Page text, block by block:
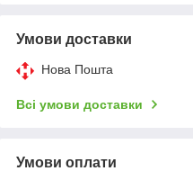
Умови доставки
Нова Пошта
Всі умови доставки
Умови оплати